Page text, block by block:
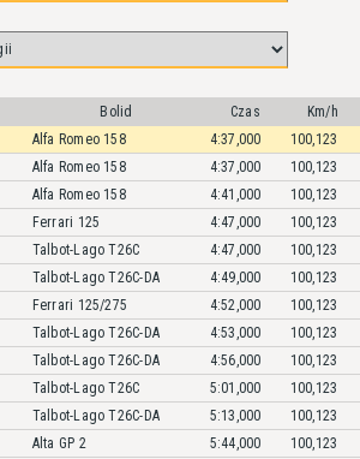
Bolid Czas
Km/h
Alfa Romeo 158 4:37,000
100,123
Alfa Romeo 158 4:37,000
100,123
Alfa Romeo 158 4:41,000
100,123
Ferrari 125 4:47,000
100,123
Talbot-Lago T26C 4:47,000
100,123
Talbot-Lago T26C-DA 4:49,000
100,123
Ferrari 125/275 4:52,000
100,123
Talbot-Lago T26C-DA 4:53,000
100,123
Talbot-Lago T26C-DA 4:56,000
100,123
Talbot-Lago T26C 5:01,000
100,123
Talbot-Lago T26C-DA 5:13,000
100,123
Alta GP 2 5:44,000
100,123